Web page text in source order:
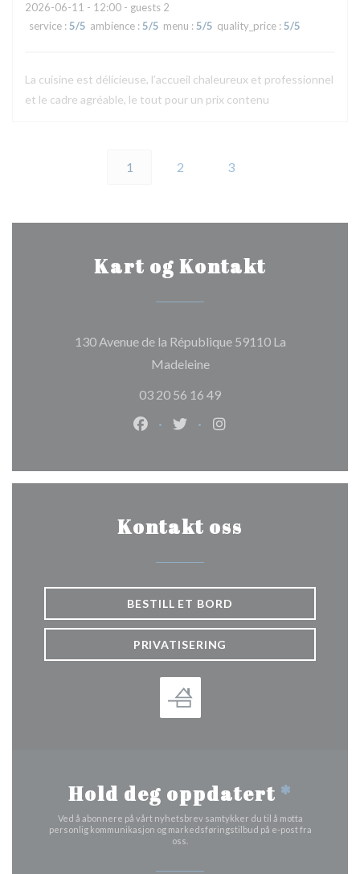
2026-06-11 - 12:00 - guests 2
service : 5/5 ambience : 5/5 menu : 5/5 quality_price : 5/5
La cuisine est délicieuse, l’accueil chaleureux et professionnel
et le cadre agréable, le tout pour un prix contenu
1 2 3
Kart og Kontakt
130 Avenue de la République 59110 La
Madeleine((åpner i et nytt vindu))
03 20 56 16 49
Facebook ((åpner i et nytt vindu))
Twitter ((åpner i et nytt
Instagram ((åpner i et
Kontakt oss
BESTILL ET BORD
PRIVATISERING
Hold deg oppdatert *
Ved å abonnere på vårt nyhetsbrev samtykker du til å motta
personlig kommunikasjon og markedsføringstilbud på e-post fra
oss.